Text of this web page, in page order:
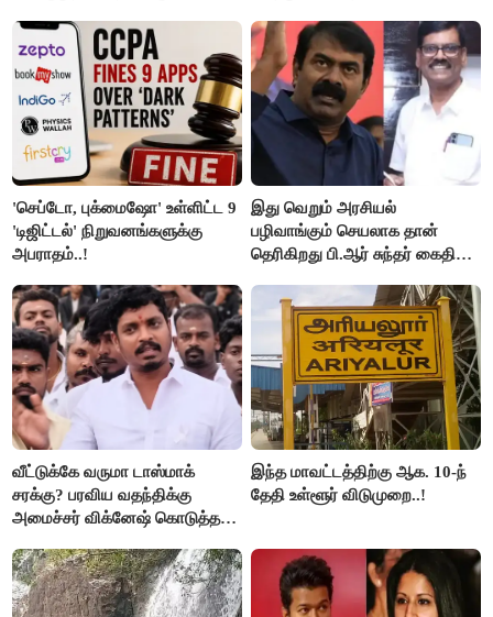
மக்கள்!
'செப்டோ, புக்மைஷோ' உள்ளிட்ட 9
'டிஜிட்டல்' நிறுவனங்களுக்கு
அபராதம்..!
இது வெறும் அரசியல்
பழிவாங்கும் செயலாக தான்
தெரிகிறது பி.ஆர் சுந்தர் கைதிற்கு
வீட்டுக்கே வருமா டாஸ்மாக்
சரக்கு? பரவிய வதந்திக்கு
அமைச்சர் விக்னேஷ் கொடுத்த
இந்த மாவட்டத்திற்கு ஆக. 10-ந்
தேதி உள்ளூர் விடுமுறை..!